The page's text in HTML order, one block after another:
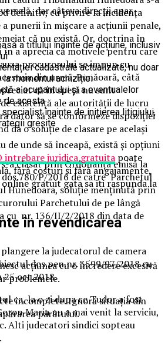
definitiv, cu privire la incidența
a punerii în mișcare a acțiunii penale,
că nu există. Or, doctrina în
în a aprecia că motivele pentru care
procurorului se impun cu
din urmă. Bunăoară, câtă
că în speță nu sunt
existență ale autorității de lucru
dator să se conformeze dispoziției
da o soluție de clasare pe același
a clasat prin Ordonanța emisă la
dos.780/P/2016 de catre Parchetul
Hunedoara, soluție menținută prin
Parchetului de pe lângă
cu nr. 136/II/2/2018 din data de
la judecatorul de camera
dos.pen.nr. 3599/97/2018 cu
25 oct.2018.
ca, la o zi dupa ce Tudor a fost
Maria nu a mai venit la serviciu,
Alti judecatori sindici sopteau
dar câteva direcții apar
a titlului înainte de acțiune, inclusiv
cadastrale actualizate, nu doar
momentul achiziției
a ocupantului și a eventualelor
de acesta
specialist înainte de inițierea litigiului,
greșite
de unde să înceapă, există și opțiuni
intrebare juridica gratuita poate
fără costuri și fără angajamente,
online gratuit gata sa iti raspunda la
în revendicarea
acțiunea cu o încredere excesivă
problemele.
incomplete. Ignoră situația din
pârâtului.